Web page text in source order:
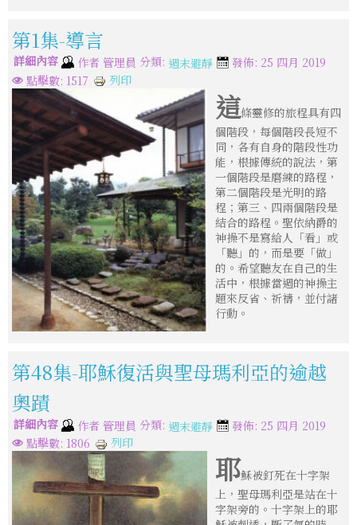
第1集-導言
詳細內容 作者 管理員 分類: 週末避靜
發佈: 25 四月 2019
點擊數: 1517
列印
這條靈修的旅程具有四
個階段，每個階段長短不
同，各有自身的階段性功
能，根據傳統的說法，第
一個階段是磨練的路程，
第二個階段是光明的路
程；第三、四兩個階段是
結合的路程。聖依納爵的
神操不是寫給人「看」或
「聽」的，而是要「做」
的。希望聽友在自己的生
活中，根據當週的神操主
題來反省、祈禱，並付諸
行動。
第48集-耶穌復活與聖母瑪利亞的逾越
奧蹟
詳細內容 作者 管理員 分類: 週末避靜
發佈: 25 四月 2019
點擊數: 1806
列印
耶穌被釘死在十字架
上，聖母瑪利亞是站在十
字架旁的。十字架上的耶